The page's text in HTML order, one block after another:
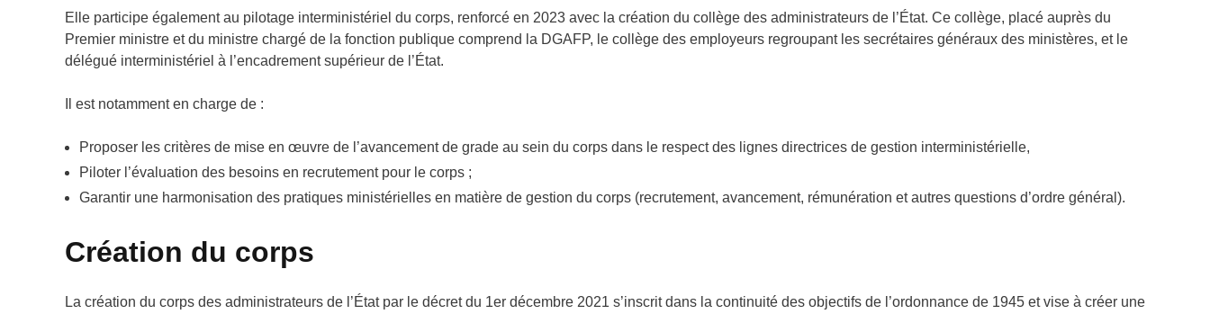
Elle participe également au pilotage interministériel du corps, renforcé en 2023 avec la création du collège des administrateurs de l’État. Ce collège, placé auprès du
Premier ministre et du ministre chargé de la fonction publique comprend la DGAFP, le collège des employeurs regroupant les secrétaires généraux des ministères, et le
délégué interministériel à l’encadrement supérieur de l’État.
Il est notamment en charge de :
Proposer les critères de mise en œuvre de l’avancement de grade au sein du corps dans le respect des lignes directrices de gestion interministérielle,
Piloter l’évaluation des besoins en recrutement pour le corps ;
Garantir une harmonisation des pratiques ministérielles en matière de gestion du corps (recrutement, avancement, rémunération et autres questions d’ordre général).
Création du corps
La création du corps des administrateurs de l’État par le décret du 1er décembre 2021 s’inscrit dans la continuité des objectifs de l’ordonnance de 1945 et vise à créer une